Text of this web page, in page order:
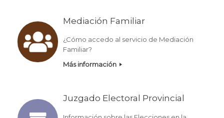
Mediación Familiar
¿Cómo accedo al servicio de Mediación
Familiar?
Más información
Juzgado Electoral Provincial